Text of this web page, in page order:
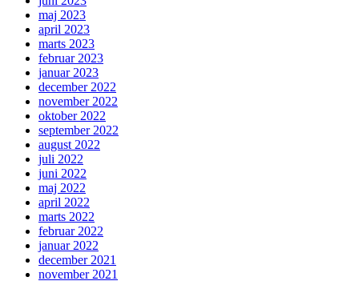
maj 2023
april 2023
marts 2023
februar 2023
januar 2023
december 2022
november 2022
oktober 2022
september 2022
august 2022
juli 2022
juni 2022
maj 2022
april 2022
marts 2022
februar 2022
januar 2022
december 2021
november 2021